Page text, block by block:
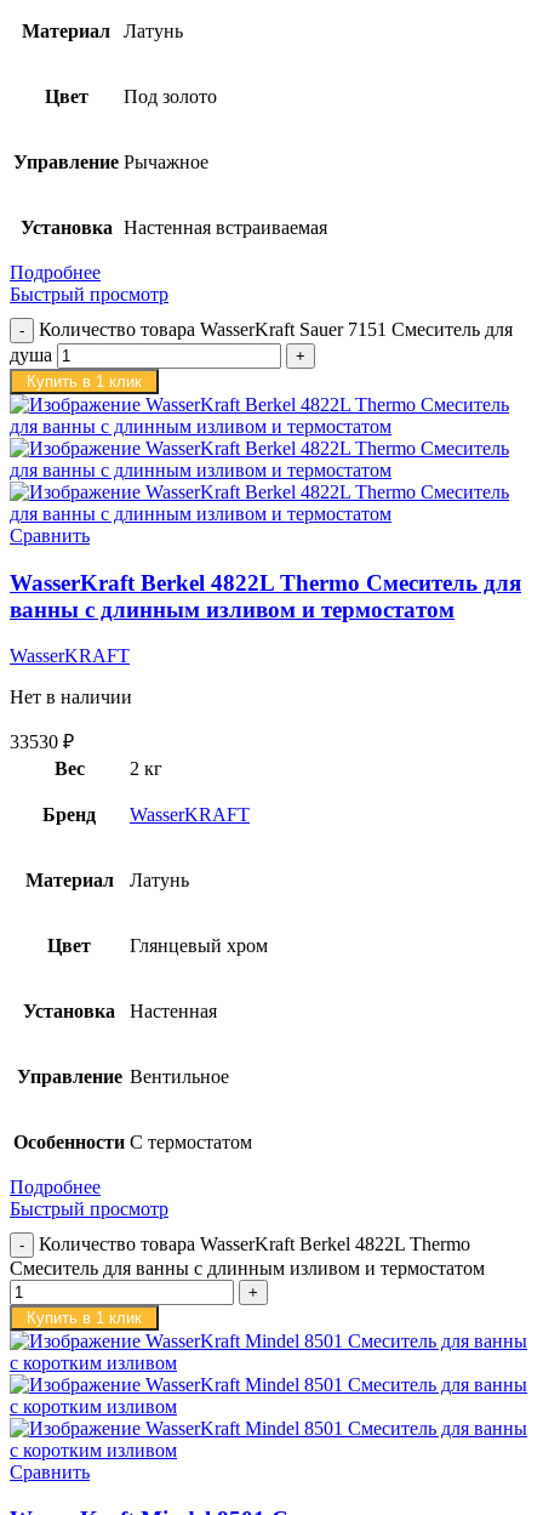
Материал Латунь
Цвет Под золото
Управление Рычажное
Установка Настенная встраиваемая
Подробнее
Быстрый просмотр
Количество товара WasserKraft Sauer 7151 Смеситель для
душа
Купить в 1 клик
Сравнить
WasserKraft Berkel 4822L Thermo Смеситель для
ванны с длинным изливом и термостатом
WasserKRAFT
Нет в наличии
33530 ₽
Вес
2 кг
Бренд WasserKRAFT
Материал Латунь
Цвет Глянцевый хром
Установка Настенная
Управление Вентильное
Особенности С термостатом
Подробнее
Быстрый просмотр
Количество товара WasserKraft Berkel 4822L Thermo
Смеситель для ванны с длинным изливом и термостатом
Купить в 1 клик
Сравнить